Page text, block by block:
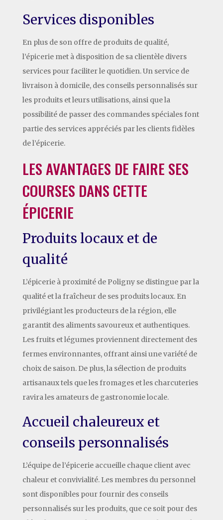
Services disponibles
En plus de son offre de produits de qualité,
l’épicerie met à disposition de sa clientèle divers
services pour faciliter le quotidien. Un service de
livraison à domicile, des conseils personnalisés sur
les produits et leurs utilisations, ainsi que la
possibilité de passer des commandes spéciales font
partie des services appréciés par les clients fidèles
de l’épicerie.
LES AVANTAGES DE FAIRE SES
COURSES DANS CETTE
ÉPICERIE
Produits locaux et de
qualité
L’épicerie à proximité de Poligny se distingue par la
qualité et la fraîcheur de ses produits locaux. En
privilégiant les producteurs de la région, elle
garantit des aliments savoureux et authentiques.
Les fruits et légumes proviennent directement des
fermes environnantes, offrant ainsi une variété de
choix de saison. De plus, la sélection de produits
artisanaux tels que les fromages et les charcuteries
ravira les amateurs de gastronomie locale.
Accueil chaleureux et
conseils personnalisés
L’équipe de l’épicerie accueille chaque client avec
chaleur et convivialité. Les membres du personnel
sont disponibles pour fournir des conseils
personnalisés sur les produits, que ce soit pour des